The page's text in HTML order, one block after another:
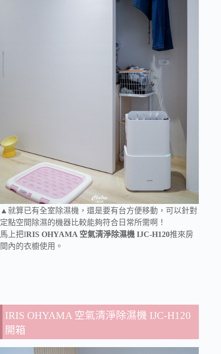
▲就算已有全室除濕機，還是要有台方便移動，可以針對
定點空間除濕的機器比較能夠符合日常所需啊！
馬上把IRIS OHYAMA 空氣清淨除濕機 IJC-H120推來房
間內的衣櫥使用。
IRIS OHYAMA 空氣清淨除濕機 IJC-H120
開箱